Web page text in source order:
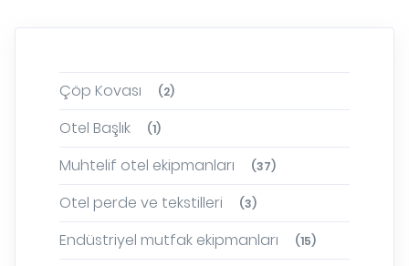
Çöp Kovası (2)
Otel Başlık (1)
Muhtelif otel ekipmanları (37)
Otel perde ve tekstilleri (3)
Endüstriyel mutfak ekipmanları (15)